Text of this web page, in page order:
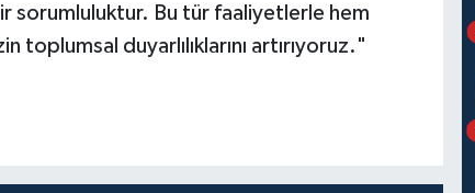
sorumluluktur. Bu tür faaliyetlerle hem
duyarlılıklarını artırıyoruz."